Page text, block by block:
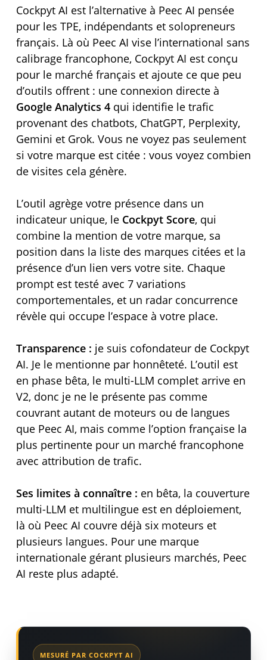
Cockpyt AI est l’alternative à Peec AI pensée
pour les TPE, indépendants et solopreneurs
français. Là où Peec AI vise l’international sans
calibrage francophone, Cockpyt AI est conçu
pour le marché français et ajoute ce que peu
d’outils offrent : une connexion directe à
Google Analytics 4qui identifie le trafic
provenant des chatbots, ChatGPT, Perplexity,
Gemini et Grok. Vous ne voyez pas seulement
si votre marque est citée : vous voyez combien
de visites cela génère.
L’outil agrège votre présence dans un
indicateur unique, le Cockpyt Score, qui
combine la mention de votre marque, sa
position dans la liste des marques citées et la
présence d’un lien vers votre site. Chaque
prompt est testé avec 7 variations
comportementales, et un radar concurrence
révèle qui occupe l’espace à votre place.
Transparence : je suis cofondateur de Cockpyt
AI. Je le mentionne par honnêteté. L’outil est
en phase bêta, le multi-LLM complet arrive en
V2, donc je ne le présente pas comme
couvrant autant de moteurs ou de langues
que Peec AI, mais comme l’option française la
plus pertinente pour un marché francophone
avec attribution de trafic.
Ses limites à connaître : en bêta, la couverture
multi-LLM et multilingue est en déploiement,
là où Peec AI couvre déjà six moteurs et
plusieurs langues. Pour une marque
internationale gérant plusieurs marchés, Peec
AI reste plus adapté.
MESURÉ PAR COCKPYT AI